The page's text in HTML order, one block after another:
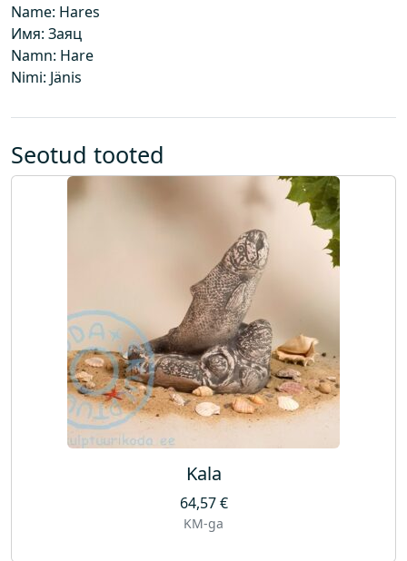
Name: Hares
Имя: Заяц
Namn: Hare
Nimi: Jänis
Seotud tooted
Kala
64,57€
KM-ga